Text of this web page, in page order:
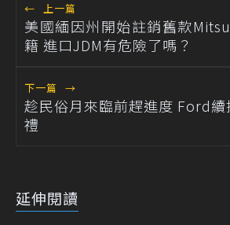
← 上一篇
美國緬因州開始註銷舊款
籍 進口JDM有危險了嗎？
下一篇 →
趁民俗月來臨前趕進度 Ford續
禮
延伸閱讀